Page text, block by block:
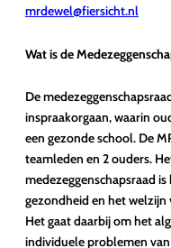
mrdewel@fiersicht.nl
Wat is de
De
inspraakorgaan, waarin
een gezonde school. De
teamleden en 2 ouders.
medezeggenschapsraad
gezondheid en het welzijn
Het gaat daarbij om het
individuele problemen